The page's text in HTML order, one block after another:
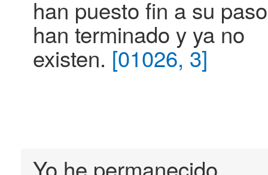
han puesto fin a su
han terminado y ya no
existen. [01026, 3]
Yo he permanecido